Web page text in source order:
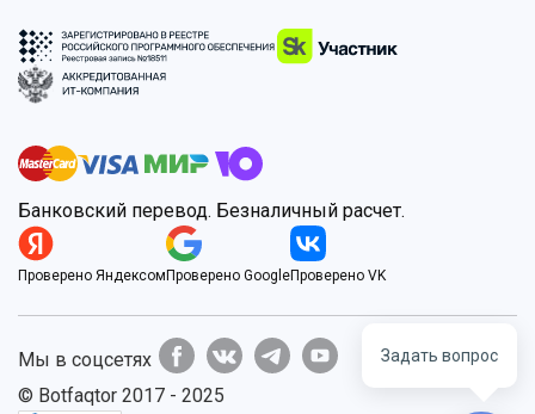
Задать вопрос
Банковский перевод. Безналичный расчет.
Проверено Яндексом Проверено GoogleПроверено VK
© Botfaqtor 2017 - 2025
Мы в соцсетях